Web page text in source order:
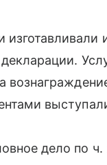
дело по